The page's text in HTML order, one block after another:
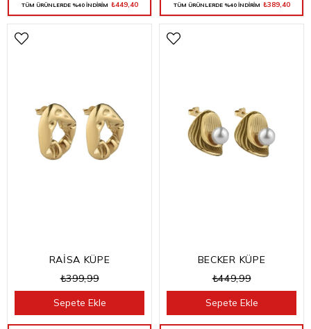
TÜM ÜRÜNLERDE %40 İNDİRİM ₺449,40 TÜM ÜRÜNLERDE %40 İNDİRİM ₺389,40
RAİSA KÜPE
₺399,99
Sepete Ekle
BECKER KÜPE
₺449,99
Sepete Ekle